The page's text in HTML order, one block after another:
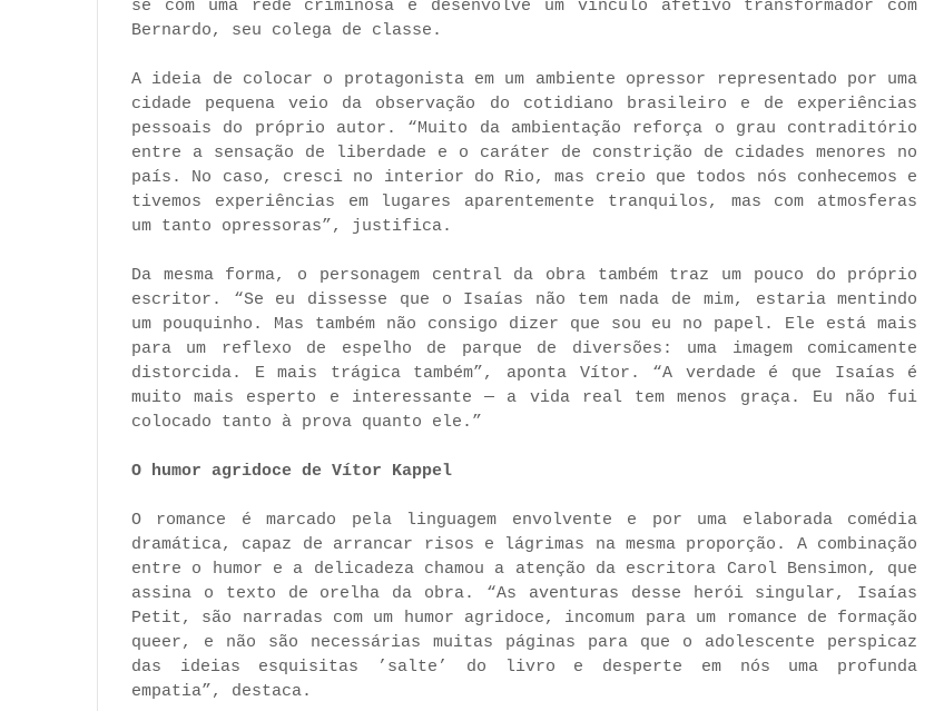
se com uma rede criminosa e desenvolve um vínculo afetivo transformador com
Bernardo, seu colega de classe.
A ideia de colocar o protagonista em um ambiente opressor representado por uma
cidade pequena veio da observação do cotidiano brasileiro e de experiências
pessoais do próprio autor. “Muito da ambientação reforça o grau contraditório
entre a sensação de liberdade e o caráter de constrição de cidades menores no
país. No caso, cresci no interior do Rio, mas creio que todos nós conhecemos e
tivemos experiências em lugares aparentemente tranquilos, mas com atmosferas
um tanto opressoras”, justifica.
Da mesma forma, o personagem central da obra também traz um pouco do próprio
escritor. “Se eu dissesse que o Isaías não tem nada de mim, estaria mentindo
um pouquinho. Mas também não consigo dizer que sou eu no papel. Ele está mais
para um reflexo de espelho de parque de diversões: uma imagem comicamente
distorcida. E mais trágica também”, aponta Vítor. “A verdade é que Isaías é
muito mais esperto e interessante — a vida real tem menos graça. Eu não fui
colocado tanto à prova quanto ele.”
O humor agridoce de Vítor Kappel
O romance é marcado pela linguagem envolvente e por uma elaborada comédia
dramática, capaz de arrancar risos e lágrimas na mesma proporção. A combinação
entre o humor e a delicadeza chamou a atenção da escritora Carol Bensimon, que
assina o texto de orelha da obra. “As aventuras desse herói singular, Isaías
Petit, são narradas com um humor agridoce, incomum para um romance de formação
queer, e não são necessárias muitas páginas para que o adolescente perspicaz
das ideias esquisitas ’salte’ do livro e desperte em nós uma profunda
empatia”, destaca.